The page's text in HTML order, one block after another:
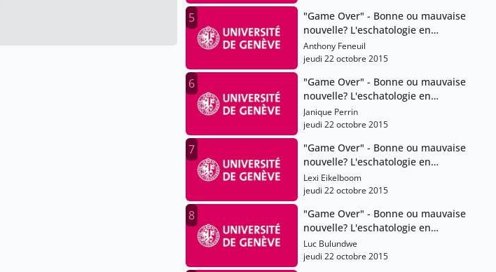
5
"Game Over" - Bonne ou mauvaise
nouvelle? L'eschatologie en
question
Anthony Feneuil
jeudi 22 octobre 2015
6
"Game Over" - Bonne ou mauvaise
nouvelle? L'eschatologie en
question
Janique Perrin
jeudi 22 octobre 2015
7
"Game Over" - Bonne ou mauvaise
nouvelle? L'eschatologie en
question
Lexi Eikelboom
jeudi 22 octobre 2015
8
"Game Over" - Bonne ou mauvaise
nouvelle? L'eschatologie en
question
Luc Bulundwe
jeudi 22 octobre 2015